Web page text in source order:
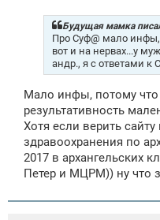
Будущая мамка
Про Суф@ мало
вот и на нервах...у
андр., я с ответами к
Мало инфы, потому что
результативность
Хотя если верить сайту
здравоохранения по
2017 в архангельских
Петер и МЦРМ)) ну что